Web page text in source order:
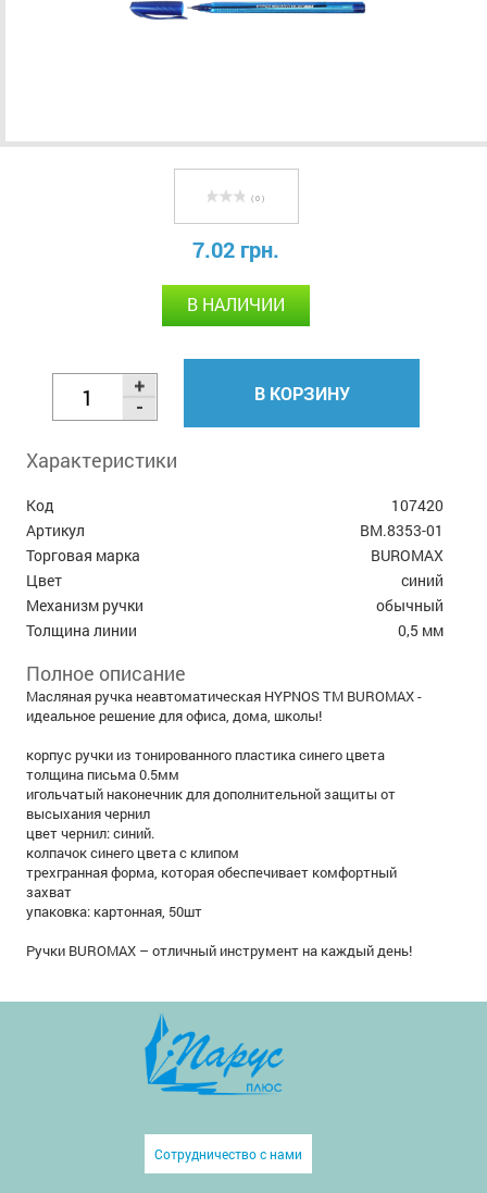
( 0 )
7.02 грн.
В НАЛИЧИИ
В КОРЗИНУ
Характеристики
Код
107420
Артикул
BM.8353-01
Торговая марка
BUROMAX
Цвет
синий
Механизм ручки
обычный
Толщина линии
0,5 мм
Полное описание
Масляная ручка неавтоматическая HYPNOS ТМ BUROMAX -
идеальное решение для офиса, дома, школы!
корпус ручки из тонированного пластика синего цвета
толщина письма 0.5мм
игольчатый наконечник для дополнительной защиты от
высыхания чернил
цвет чернил: синий.
колпачок синего цвета с клипом
трехгранная форма, которая обеспечивает комфортный
захват
упаковка: картонная, 50шт
Ручки BUROMAX – отличный инструмент на каждый день!
Сотрудничество с нами